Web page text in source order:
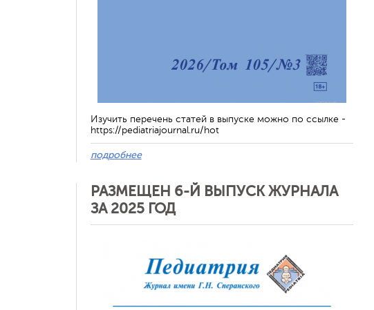
Изучить перечень статей в выпуске можно по ссылке -
https://pediatriajournal.ru/hot
подробнее
РАЗМЕЩЕН 6-Й ВЫПУСК ЖУРНАЛА
ЗА 2025 ГОД